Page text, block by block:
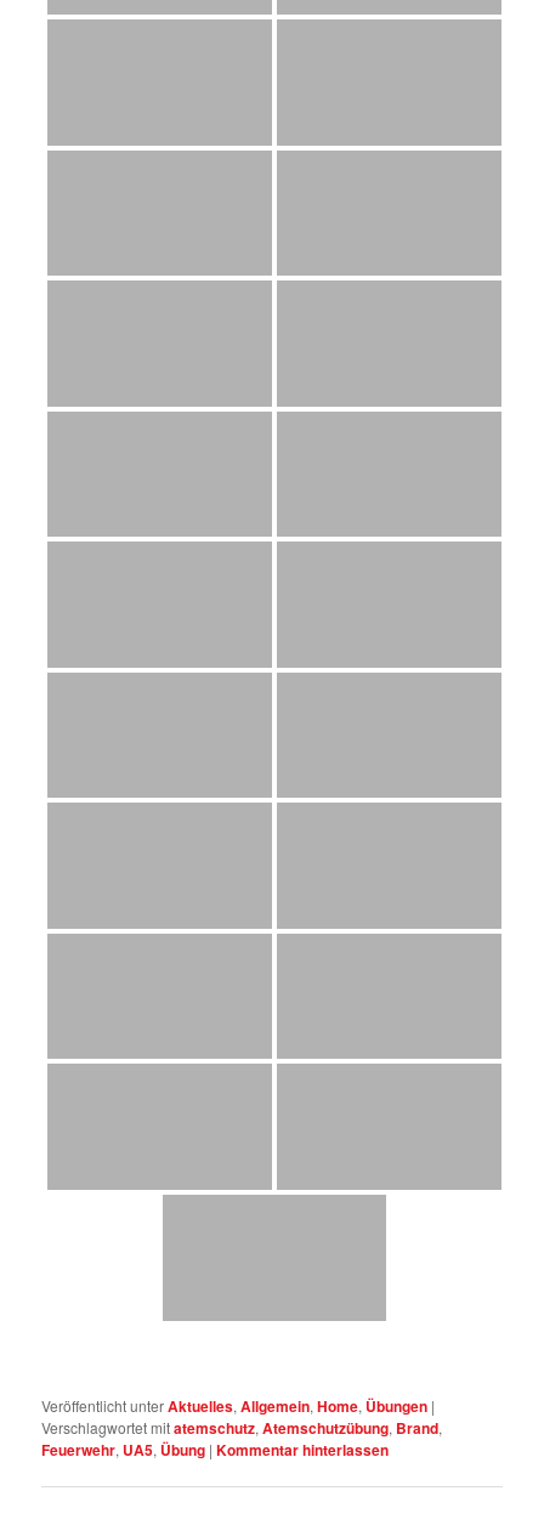
Veröffentlicht unterAktuelles,Allgemein,Home, Übungen |
Verschlagwortet mitatemschutz,Atemschutzübung, Brand,
Feuerwehr, UA5, Übung |Kommentar hinterlassen